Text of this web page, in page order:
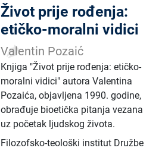
Život prije rođenja:
etičko-moralni vidici
Valentin Pozaić
​Knjiga "Život prije rođenja: etičko-
moralni vidici" autora Valentina
Pozaića, objavljena 1990. godine,
obrađuje bioetička pitanja vezana
uz početak ljudskog života.
Filozofsko-teološki institut Družbe